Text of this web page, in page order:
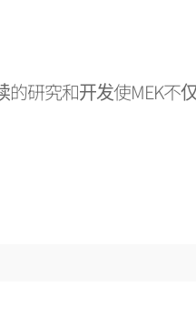
的研究和开发使MEK不